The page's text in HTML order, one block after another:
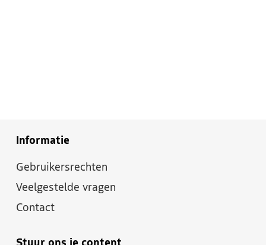
Informatie
Gebruikersrechten
Veelgestelde vragen
Contact